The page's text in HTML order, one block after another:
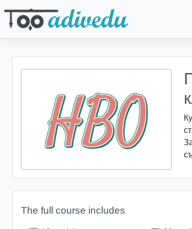
The full course includes